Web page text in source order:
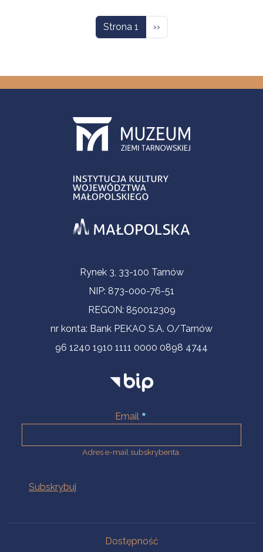
Strona 1 Następna strona
››
Informacje kontaktoweRynek 3, 33-100 Tarnów
NIP: 873-000-76-51
REGON: 850012309
nr konta: Bank PEKAO S.A. O/Tarnów
96 1240 1910 1111 0000 0898 4744
Email
Adres e-mail subskrybenta.
Dostępność